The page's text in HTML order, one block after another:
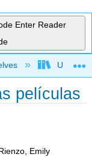
Enter Reader
películas
Emily